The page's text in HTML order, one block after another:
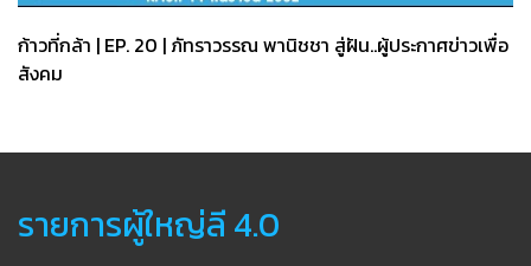
ก้าวที่กล้า | EP. 20 | ภัทราวรรณ พานิชชา สู่ฝัน..ผู้ประกาศข่าวเพื่อ
สังคม
รายการผู้ใหญ่ลี 4.0